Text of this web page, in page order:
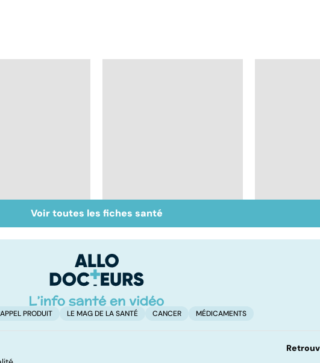
sur les
Inflammation des
amygdales : que faire
passage
Voir toutes les fiches santé
PRODUIT LE MAG DE LA SANTÉ CANCER MÉDICAMENTS